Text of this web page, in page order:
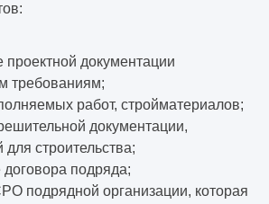
проектной документации
требованиям;
работ, стройматериалов;
документации,
строительства;
подряда;
подрядной организации, которая